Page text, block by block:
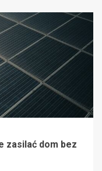
zasilać dom bez